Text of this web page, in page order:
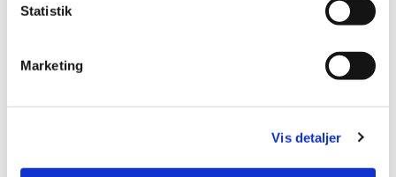
Statistik
Marketing
Vis detaljer